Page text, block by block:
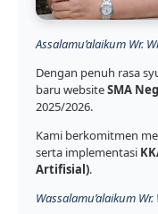
Assalamu’alaikum Wr.
Dengan penuh rasa
baru websiteSMA
2025/2026.
Kami berkomitmen
serta implementasi
Artifisial).
Wassalamu’alaikum Wr.